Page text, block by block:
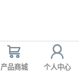
产品商城 个人中心